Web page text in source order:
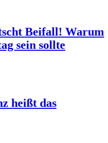
Beifall! Warum
sein sollte
heißt das